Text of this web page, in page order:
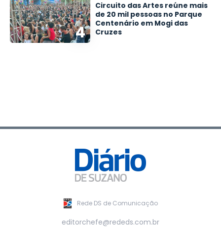
4
Circuito das Artes reúne mais
de 20 mil pessoas no Parque
Centenário em Mogi das
Cruzes
Rede DS de Comunicação
editorchefe@rededs.com.br